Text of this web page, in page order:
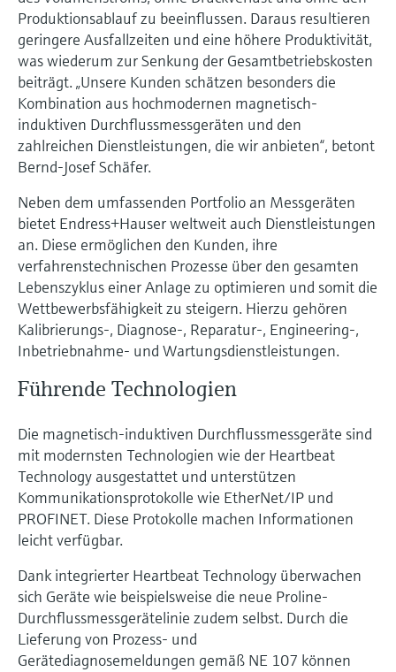
Produktionsablauf zu beeinflussen. Daraus resultieren
geringere Ausfallzeiten und eine höhere Produktivität,
was wiederum zur Senkung der Gesamtbetriebskosten
beiträgt. „Unsere Kunden schätzen besonders die
Kombination aus hochmodernen magnetisch-
induktiven Durchflussmessgeräten und den
zahlreichen Dienstleistungen, die wir anbieten“, betont
Bernd-Josef Schäfer.
Neben dem umfassenden Portfolio an Messgeräten
bietet Endress+Hauser weltweit auch Dienstleistungen
an. Diese ermöglichen den Kunden, ihre
verfahrenstechnischen Prozesse über den gesamten
Lebenszyklus einer Anlage zu optimieren und somit die
Wettbewerbsfähigkeit zu steigern. Hierzu gehören
Kalibrierungs-, Diagnose-, Reparatur-, Engineering-,
Inbetriebnahme- und Wartungsdienstleistungen.
Führende Technologien
Die magnetisch-induktiven Durchflussmessgeräte sind
mit modernsten Technologien wie der Heartbeat
Technology ausgestattet und unterstützen
Kommunikationsprotokolle wie EtherNet/IP und
PROFINET. Diese Protokolle machen Informationen
leicht verfügbar.
Dank integrierter Heartbeat Technology überwachen
sich Geräte wie beispielsweise die neue Proline-
Durchflussmessgerätelinie zudem selbst. Durch die
Lieferung von Prozess- und
Gerätediagnosemeldungen gemäß NE 107 können